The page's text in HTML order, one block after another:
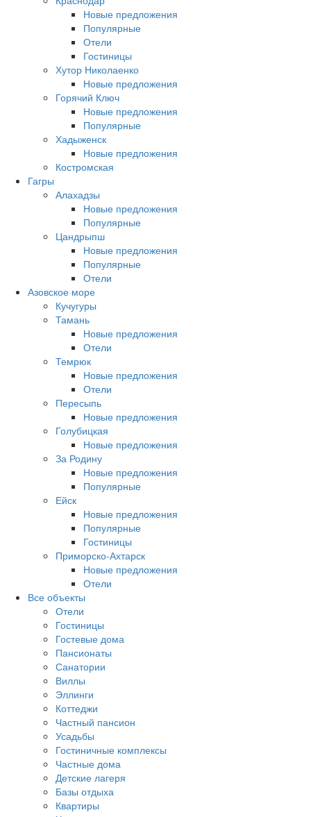
Новые предложения
Популярные
Отели
Гостиницы
Хутор Николаенко
Новые предложения
Горячий Ключ
Новые предложения
Популярные
Хадыженск
Новые предложения
Костромская
Гагры
Алахадзы
Новые предложения
Популярные
Цандрыпш
Новые предложения
Популярные
Отели
Азовское море
Кучугуры
Тамань
Новые предложения
Отели
Темрюк
Новые предложения
Отели
Пересыпь
Новые предложения
Голубицкая
Новые предложения
За Родину
Новые предложения
Популярные
Ейск
Новые предложения
Популярные
Гостиницы
Приморско-Ахтарск
Новые предложения
Отели
Все объекты
Отели
Гостиницы
Гостевые дома
Пансионаты
Санатории
Виллы
Эллинги
Коттеджи
Частный пансион
Усадьбы
Гостиничные комплексы
Частные дома
Детские лагеря
Базы отдыха
Квартиры